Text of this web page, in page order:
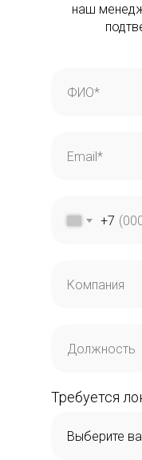
+7
Требуется
наш